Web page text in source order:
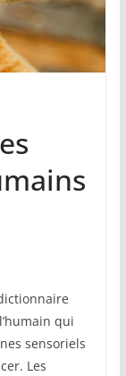
qui
sensoriels
Les